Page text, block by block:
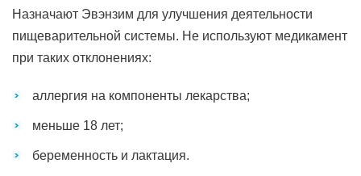
Назначают Эвэнзим для улучшения деятельности
пищеварительной системы. Не используют медикамент
при таких отклонениях:
аллергия на компоненты лекарства;
меньше 18 лет;
беременность и лактация.